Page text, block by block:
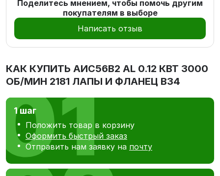
Поделитесь мнением, чтобы помочь другим
покупателям в выборе
Написать отзыв
КАК КУПИТЬ АИС56В2 AL 0.12 КВТ 3000
ОБ/МИН 2181 ЛАПЫ И ФЛАНЕЦ В34
1 шаг
Положить товар в корзину
Оформить быстрый заказ
Отправить нам заявку на почту